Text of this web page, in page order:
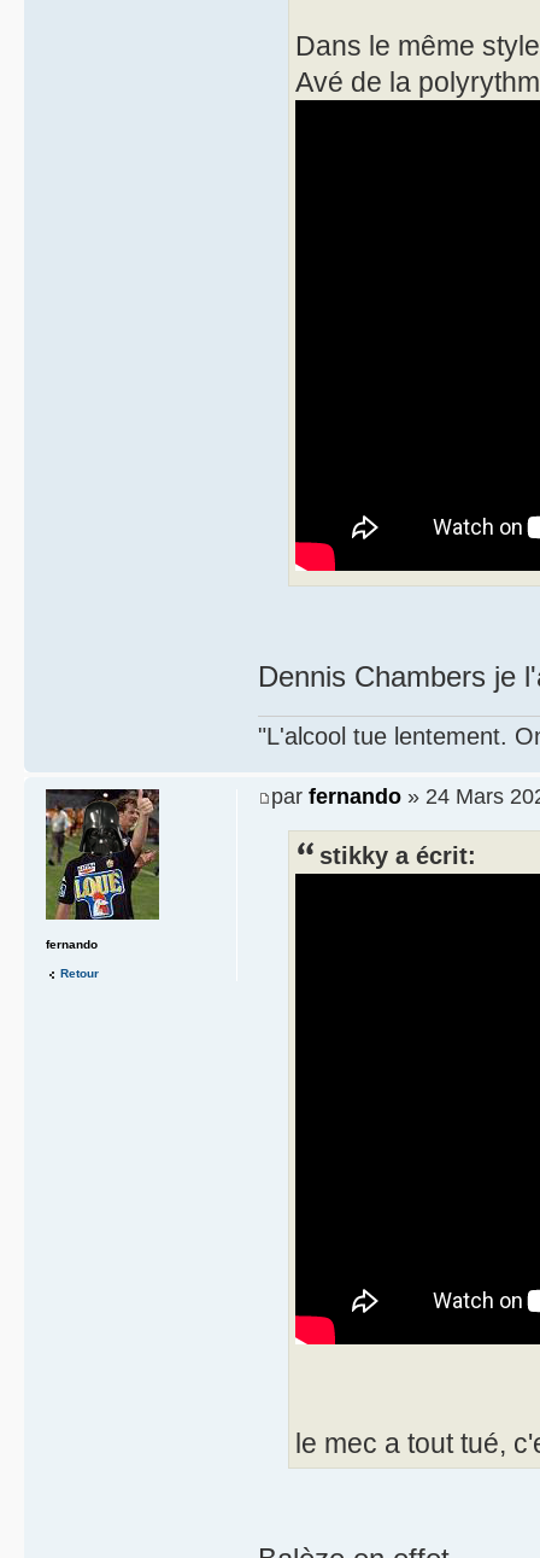
Dans le même
Avé de la
Dennis Chambers je
"L'alcool tue lentement.
par fernando » 24 Mars
stikky a écrit:
le mec a tout tué,
fernando
Retour